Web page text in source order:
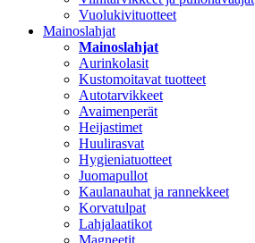
Vuolukivituotteet
Mainoslahjat
Mainoslahjat
Aurinkolasit
Kustomoitavat tuotteet
Autotarvikkeet
Avaimenperät
Heijastimet
Huulirasvat
Hygieniatuotteet
Juomapullot
Kaulanauhat ja rannekkeet
Korvatulpat
Lahjalaatikot
Magneetit